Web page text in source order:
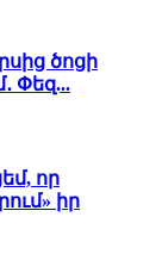
ծոցի
Փեզ...
որ
իր